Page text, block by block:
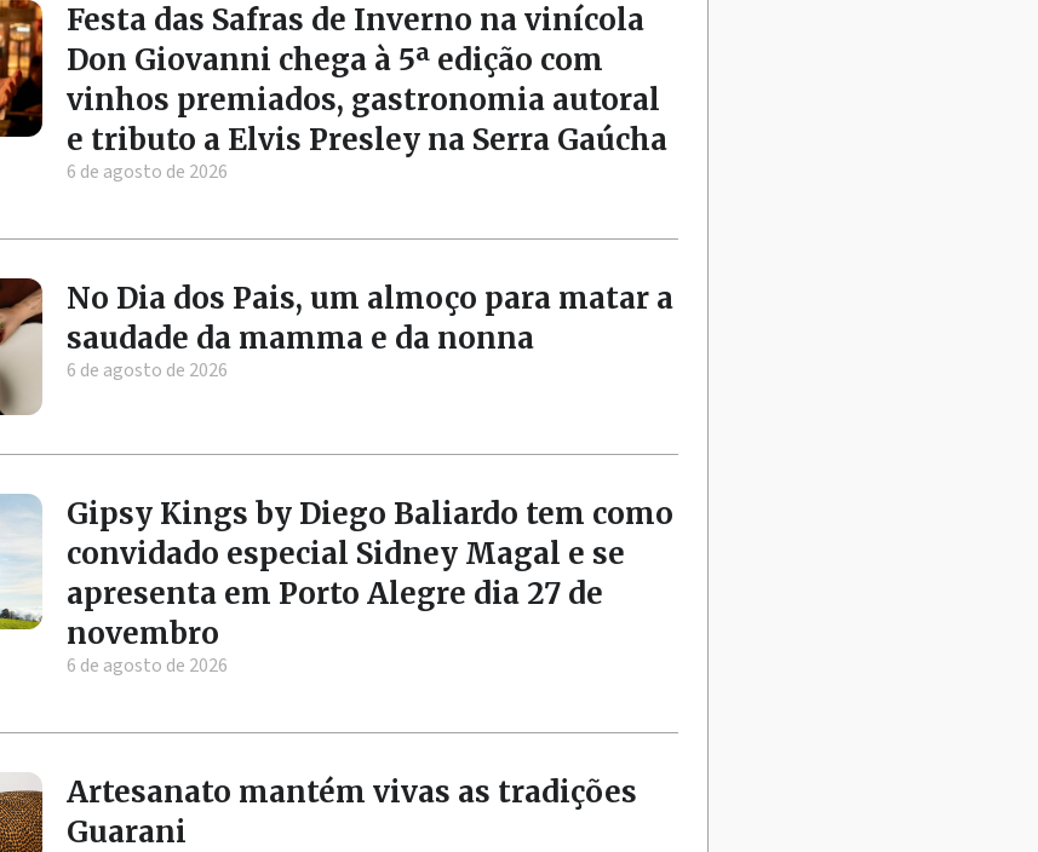
Festa das Safras de Inverno na vinícola
Don Giovanni chega à 5ª edição com
vinhos premiados, gastronomia autoral
e tributo a Elvis Presley na Serra Gaúcha
6 de agosto de 2026
No Dia dos Pais, um almoço para matar a
saudade da mamma e da nonna
6 de agosto de 2026
Gipsy Kings by Diego Baliardo tem como
convidado especial Sidney Magal e se
apresenta em Porto Alegre dia 27 de
novembro
6 de agosto de 2026
Artesanato mantém vivas as tradições
Guarani